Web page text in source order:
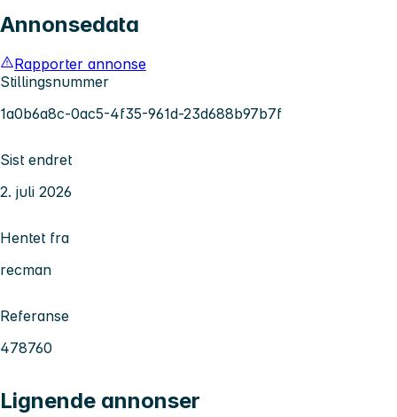
Annonsedata
Rapporter annonse
Stillingsnummer
1a0b6a8c-0ac5-4f35-961d-23d688b97b7f
Sist endret
2. juli 2026
Hentet fra
recman
Referanse
478760
Lignende annonser